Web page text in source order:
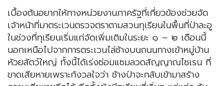
เบื้องต้นอยากให้ทางหน่วยงานภาครัฐที่เกี่ยวข้องช่วยจัด
เจ้าหน้าที่มาตระเวนตรวจตราตามสวนทุเรียนในพื้นที่ป่าละอู
ในช่วงที่ทุเรียนเริ่มแก่จัดเพิ่มเติมในระยะ ๑ – ๒ เดือนนี้
นอกเหนือไปจากการตระเวนไล่ช้างบนถนนทางเข้าหมู่บ้าน
ห้วยสัตว์ใหญ่ ทั้งนี้ได้เร่งซ่อมแซมลวดสัญญาณไซเรน ที่
ขาดเสียหายเพราะกังวลใจว่า ช้างป่าจะกลับเข้ามาสร้าง